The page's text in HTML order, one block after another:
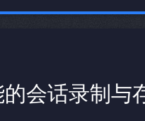
会话录制与